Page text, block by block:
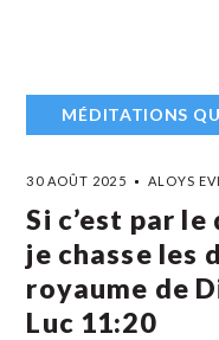
MÉDITATIONS
30 AOÛT 2025 ALOYS
Si c’est par
je chasse les
royaume de
Luc 11:20